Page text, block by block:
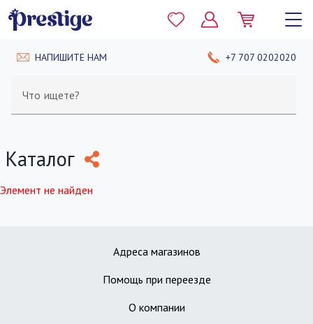
НАПИШИТЕ НАМ +7 707 0202020
Что ищете?
Каталог
Элемент не найден
Адреса магазинов
Помощь при переезде
О компании